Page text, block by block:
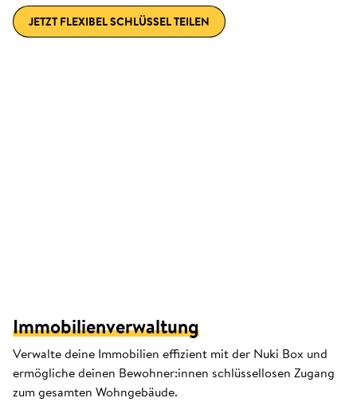
JETZT FLEXIBEL SCHLÜSSEL TEILEN
Immobilienverwaltung
Verwalte deine Immobilien effizient mit der Nuki Box und
ermögliche deinen Bewohner:innen schlüssellosen Zugang
zum gesamten Wohngebäude.